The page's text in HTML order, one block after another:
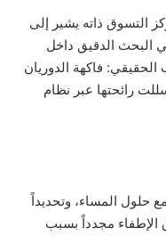
التسوق ذاته يشير إلى
البحث الدقيق داخل
الحقيقي: فاكهة الدوريان
رائحتها عبر نظام
حلول المساء، وتحديداً
فرق الإطفاء مجدداً بسبب